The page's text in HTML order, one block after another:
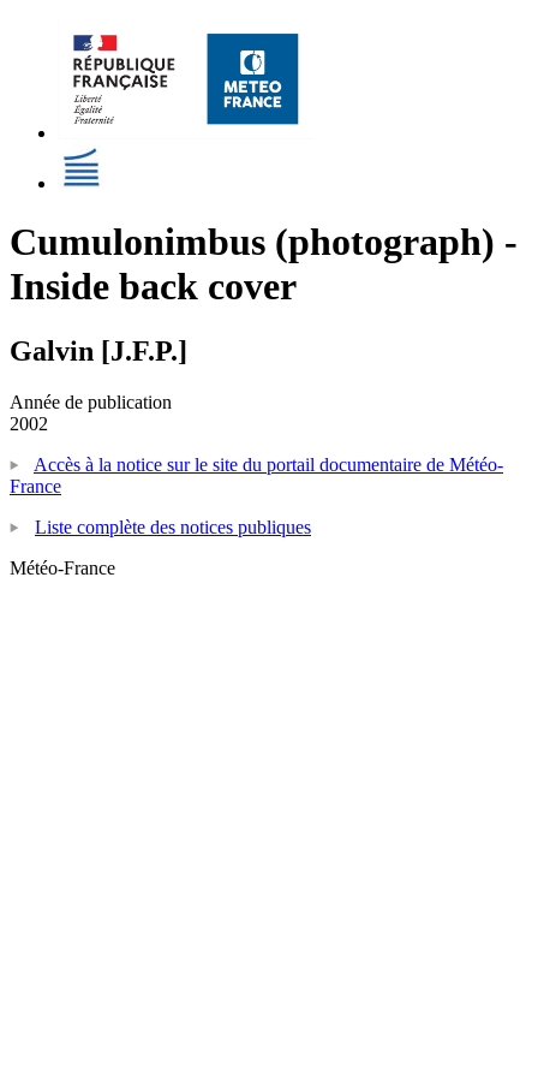
Cumulonimbus (photograph) -
Inside back cover
Galvin [J.F.P.]
Année de publication
2002
Accès à la notice sur le site du portail documentaire de Météo-
France
Liste complète des notices publiques
Météo-France